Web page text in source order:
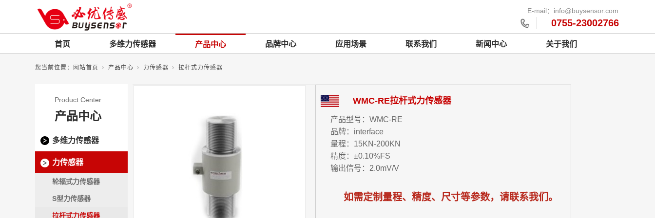
E-mail：info@buysensor.com
0755-23002766
首页 多维力传感器 产品中心 品牌中心 应用场景 联系我们 新闻中心 关于我们
您当前位置： 网站首页 产品中心 力传感器 拉杆式力传感器
Product Center
产品中心
多维力传感器
力传感器
轮辐式力传感器
S型力传感器
拉杆式力传感器
WMC-RE拉杆式力传感器
产品型号：WMC-RE
品牌：interface
量程：15KN-200KN
精度：±0.10%FS
输出信号：2.0mV/V
如需定制量程、精度、尺寸等参数，请联系我们。